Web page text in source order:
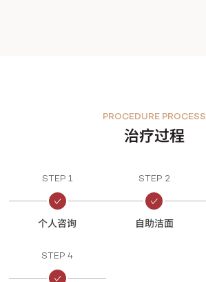
治疗过程
PROCEDURE PROCESS
STEP 1
个人咨询
STEP 2
自助洁面
STEP 4